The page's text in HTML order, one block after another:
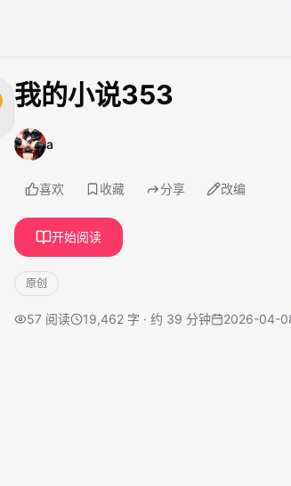
我的小说353
a
喜欢 收藏 分享 改编
开始阅读
原创
57 阅读 19,462 字 · 约 39 分钟 2026-04-